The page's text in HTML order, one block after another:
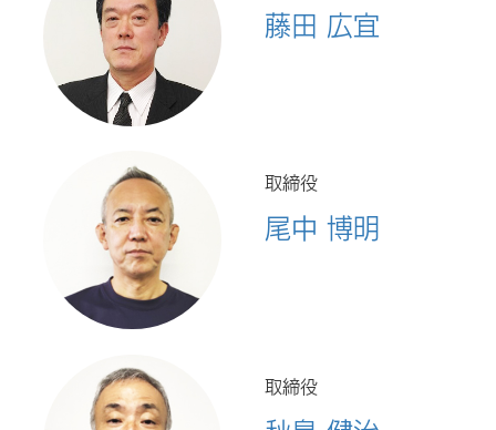
藤田 広宜
取締役
尾中 博明
取締役